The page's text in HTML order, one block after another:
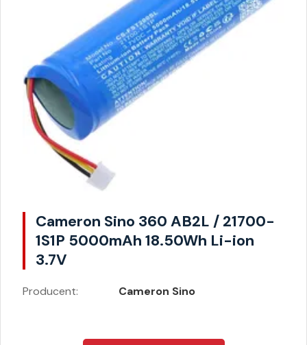
Cameron Sino 360 AB2L / 21700-
1S1P 5000mAh 18.50Wh Li-ion
3.7V
Producent: Cameron Sino